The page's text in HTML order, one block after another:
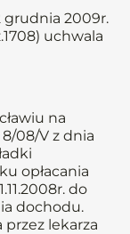
grudnia 2009r.
uchwala
na
08/V z dnia
opłacania
do
dochodu.
lekarza